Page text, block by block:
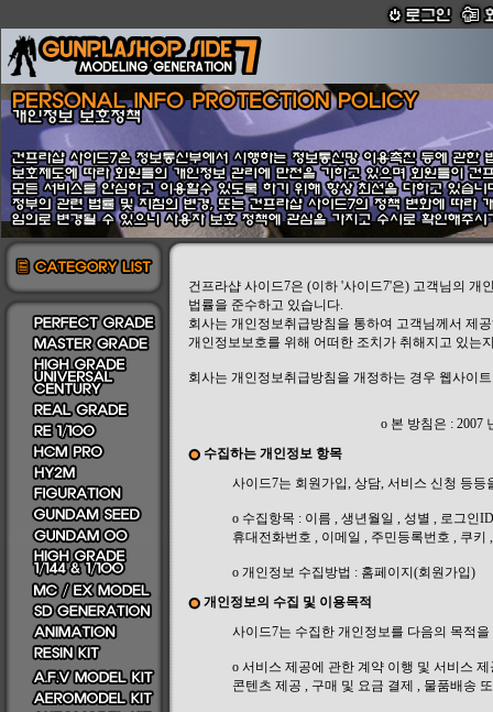
건프라샵 사이드7은 (이하 '사이드7'은) 고객님의
법률을 준수하고 있습니다.
회사는 개인정보취급방침을 통하여 고객님께서 제
개인정보보호를 위해 어떠한 조치가 취해지고 있는
회사는 개인정보취급방침을 개정하는 경우 웹사이
ο 본 방침은 : 2007
수집하는 개인정보 항목
사이드7는 회원가입, 상담, 서비스 신청 등
ο 수집항목 : 이름 , 생년월일 , 성별 , 로그인
휴대전화번호 , 이메일 , 주민등록번호 , 쿠키
ο 개인정보 수집방법 : 홈페이지(회원가입)
개인정보의 수집 및 이용목적
사이드7는 수집한 개인정보를 다음의 목적
ο 서비스 제공에 관한 계약 이행 및 서비스
콘텐츠 제공 , 구매 및 요금 결제 , 물품배송